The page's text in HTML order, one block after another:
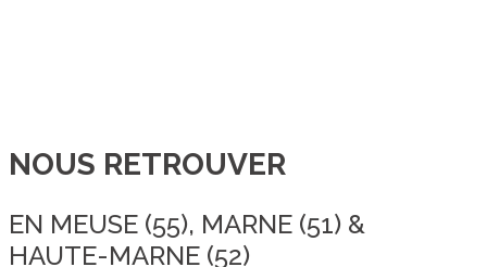
NOUS RETROUVER
EN MEUSE (55), MARNE (51) &
HAUTE-MARNE (52)